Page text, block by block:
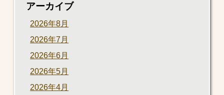
アーカイブ
2026年8月
2026年7月
2026年6月
2026年5月
2026年4月